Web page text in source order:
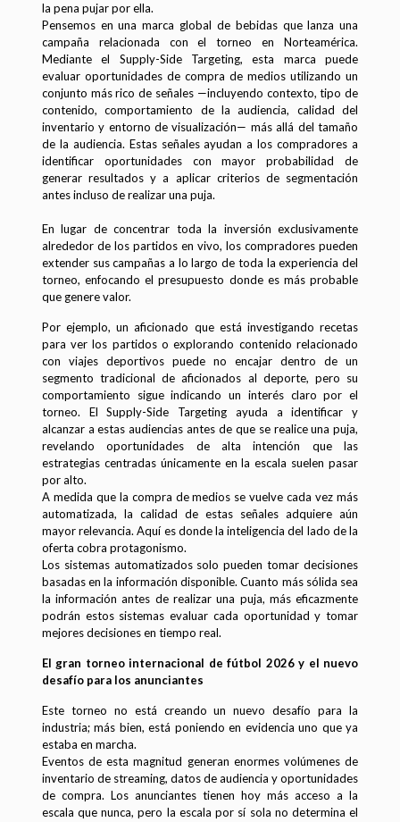
la pena pujar por ella.
Pensemos en una marca global de bebidas que lanza una
campaña relacionada con el torneo en Norteamérica.
Mediante el Supply-Side Targeting, esta marca puede
evaluar oportunidades de compra de medios utilizando un
conjunto más rico de señales —incluyendo contexto, tipo de
contenido, comportamiento de la audiencia, calidad del
inventario y entorno de visualización— más allá del tamaño
de la audiencia. Estas señales ayudan a los compradores a
identificar oportunidades con mayor probabilidad de
generar resultados y a aplicar criterios de segmentación
antes incluso de realizar una puja.
En lugar de concentrar toda la inversión exclusivamente
alrededor de los partidos en vivo, los compradores pueden
extender sus campañas a lo largo de toda la experiencia del
torneo, enfocando el presupuesto donde es más probable
que genere valor.
Por ejemplo, un aficionado que está investigando recetas
para ver los partidos o explorando contenido relacionado
con viajes deportivos puede no encajar dentro de un
segmento tradicional de aficionados al deporte, pero su
comportamiento sigue indicando un interés claro por el
torneo. El Supply-Side Targeting ayuda a identificar y
alcanzar a estas audiencias antes de que se realice una puja,
revelando oportunidades de alta intención que las
estrategias centradas únicamente en la escala suelen pasar
por alto.
A medida que la compra de medios se vuelve cada vez más
automatizada, la calidad de estas señales adquiere aún
mayor relevancia. Aquí es donde la inteligencia del lado de la
oferta cobra protagonismo.
Los sistemas automatizados solo pueden tomar decisiones
basadas en la información disponible. Cuanto más sólida sea
la información antes de realizar una puja, más eficazmente
podrán estos sistemas evaluar cada oportunidad y tomar
mejores decisiones en tiempo real.
El gran torneo internacional de fútbol 2026 y el nuevo
desafío para los anunciantes
Este torneo no está creando un nuevo desafío para la
industria; más bien, está poniendo en evidencia uno que ya
estaba en marcha.
Eventos de esta magnitud generan enormes volúmenes de
inventario de streaming, datos de audiencia y oportunidades
de compra. Los anunciantes tienen hoy más acceso a la
escala que nunca, pero la escala por sí sola no determina el